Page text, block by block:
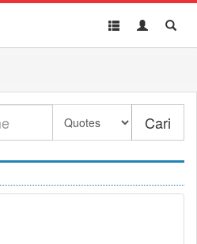
Toggle
Toggle
Cari